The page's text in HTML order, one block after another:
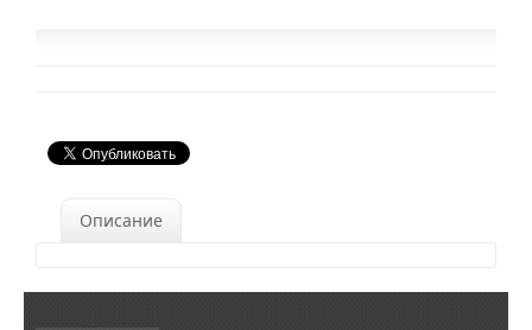
Описание